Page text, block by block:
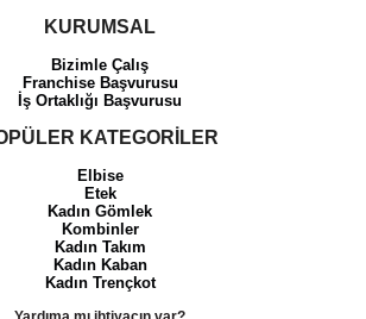
KURUMSAL
Bizimle Çalış
Franchise Başvurusu
İş Ortaklığı Başvurusu
KATEGORİLER
Elbise
Etek
Kadın Gömlek
Kombinler
Kadın Takım
Kadın Kaban
Kadın Trençkot